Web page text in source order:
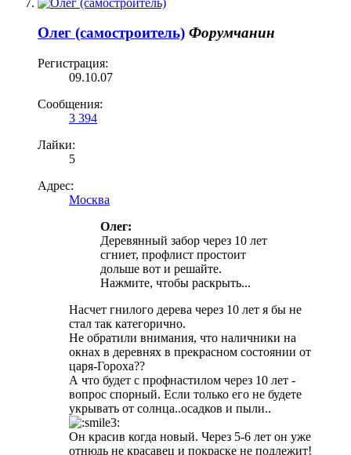
Олег (самостроитель) Форумчанин
Регистрация:
09.10.07
Сообщения:
3 394
Лайки:
5
Адрес:
Москва
Олег:
Деревянный забор через 10 лет
сгниет, профлист простоит
дольше вот и решайте.
Нажмите, чтобы раскрыть...
Насчет гнилого дерева через 10 лет я бы не
стал так категорично.
Не обратили внимания, что наличники на
окнах в деревнях в прекрасном состоянии от
царя-Гороха??
А что будет с профнастилом через 10 лет -
вопрос спорный. Если только его не будете
укрывать от солнца..осадков и пыли..
Он красив когда новый. Через 5-6 лет он уже
отнюдь не красавец и покраске не подлежит!